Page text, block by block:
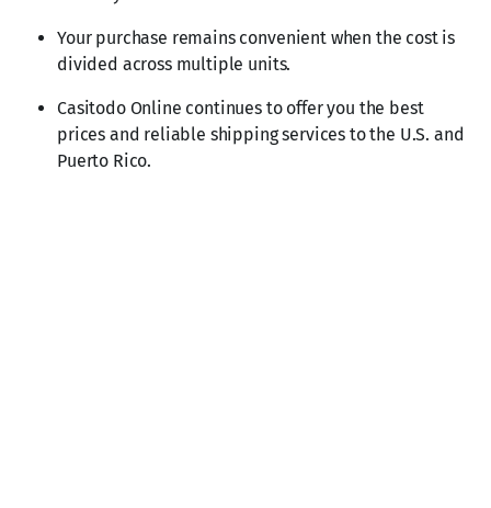
Your purchase remains convenient when the cost is
divided across multiple units.
Casitodo Online continues to offer you the best
prices and reliable shipping services to the U.S. and
Puerto Rico.